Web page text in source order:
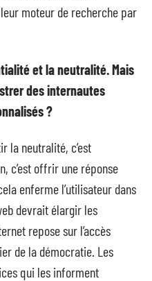
moteur de recherche par
et la neutralité. Mais
des internautes
?
la neutralité, c’est
c’est offrir une réponse
enferme l’utilisateur dans
devrait élargir les
repose sur l’accès
de la démocratie. Les
qui les informent